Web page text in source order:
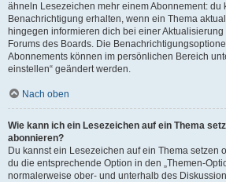
ähneln Lesezeichen mehr einem Abonnement: du
Benachrichtigung erhalten, wenn ein Thema
hingegen informieren dich bei einer
Forums des Boards. Die
Abonnements können im persönlichen Bereich
einstellen“ geändert werden.
Nach oben
Wie kann ich ein Lesezeichen auf ein Thema
abonnieren?
Du kannst ein Lesezeichen auf ein Thema setzen
du die entsprechende Option in den „Themen-
normalerweise ober- und unterhalb des